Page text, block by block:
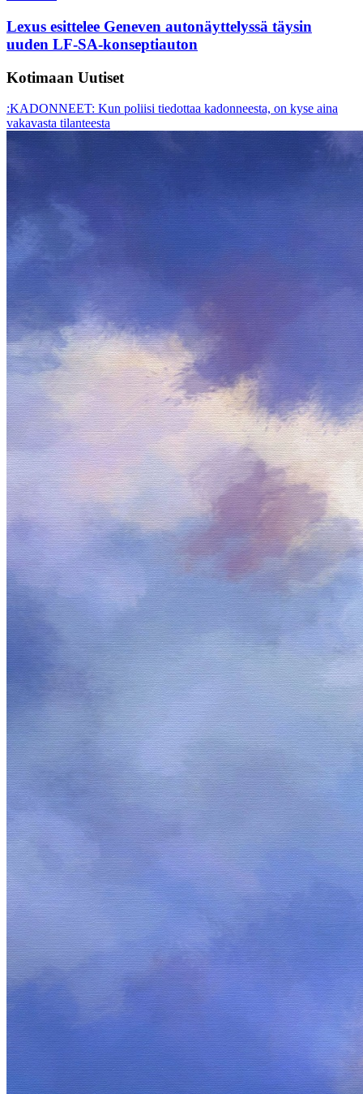
Lexus esittelee Geneven autonäyttelyssä täysin
uuden LF-SA-konseptiauton
Kotimaan Uutiset
:KADONNEET: Kun poliisi tiedottaa kadonneesta, on kyse aina
vakavasta tilanteesta